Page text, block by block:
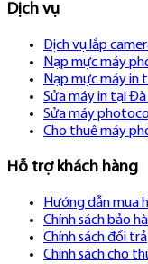
Dịch vụ
Dịch vụ lắp
Nạp mực máy
Nạp mực máy in
Sửa máy in tại
Sửa máy
Cho thuê máy
Hỗ trợ khách hàng
Hướng dẫn mua
Chính sách bảo
Chính sách đổi trả
Chính sách cho